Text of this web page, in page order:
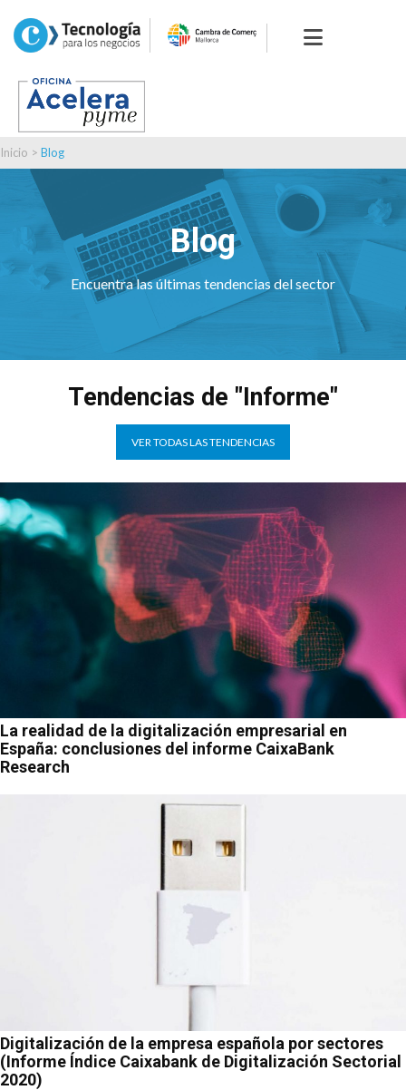
Inicio > Blog
Blog
Encuentra las últimas tendencias del sector
Tendencias de "Informe"
VER TODAS LAS TENDENCIAS
La realidad de la digitalización empresarial en
España: conclusiones del informe CaixaBank
Research
Digitalización de la empresa española por sectores
(Informe Índice Caixabank de Digitalización Sectorial
2020)